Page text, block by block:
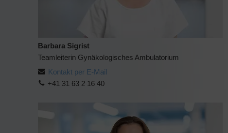
Barbara Sigrist
Teamleiterin Gynäkologisches Ambulatorium
Kontakt per E-Mail
+41 31 63 2 16 40